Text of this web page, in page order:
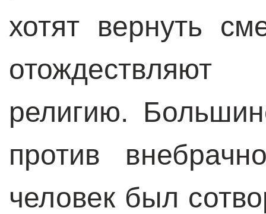
хотят вернуть
религию.
против
человек был